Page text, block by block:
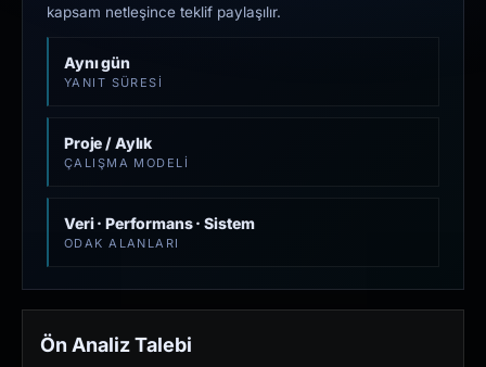
kapsam netleşince teklif paylaşılır.
Aynı gün
YANIT SÜRESI
Proje / Aylık
ÇALIŞMA MODELI
Veri · Performans · Sistem
ODAK ALANLARI
Ön Analiz Talebi